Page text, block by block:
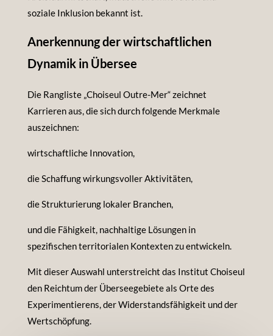
soziale Inklusion bekannt ist.
Anerkennung der wirtschaftlichen
Dynamik in Übersee
Die Rangliste „Choiseul Outre-Mer“ zeichnet
Karrieren aus, die sich durch folgende Merkmale
auszeichnen:
wirtschaftliche Innovation,
die Schaffung wirkungsvoller Aktivitäten,
die Strukturierung lokaler Branchen,
und die Fähigkeit, nachhaltige Lösungen in
spezifischen territorialen Kontexten zu entwickeln.
Mit dieser Auswahl unterstreicht das Institut Choiseul
den Reichtum der Überseegebiete als Orte des
Experimentierens, der Widerstandsfähigkeit und der
Wertschöpfung.